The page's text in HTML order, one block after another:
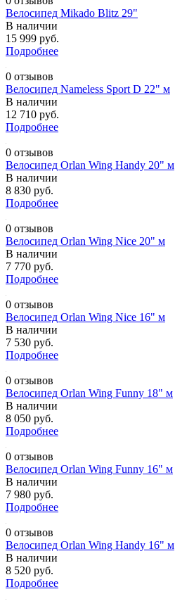
Велосипед Mikado Blitz 29"
В наличии
15 999 руб.
Подробнее
0 отзывов
Велосипед Nameless Sport D 22" м
В наличии
12 710 руб.
Подробнее
0 отзывов
Велосипед Orlan Wing Handy 20" м
В наличии
8 830 руб.
Подробнее
0 отзывов
Велосипед Orlan Wing Nice 20" м
В наличии
7 770 руб.
Подробнее
0 отзывов
Велосипед Orlan Wing Nice 16" м
В наличии
7 530 руб.
Подробнее
0 отзывов
Велосипед Orlan Wing Funny 18" м
В наличии
8 050 руб.
Подробнее
0 отзывов
Велосипед Orlan Wing Funny 16" м
В наличии
7 980 руб.
Подробнее
0 отзывов
Велосипед Orlan Wing Handy 16" м
В наличии
8 520 руб.
Подробнее